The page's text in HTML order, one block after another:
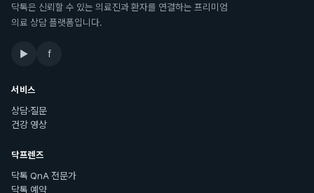
닥톡은 신뢰할 수 있는 의료진과 환자를 연결하는 프리미엄
의료 상담 플랫폼입니다.
▶ f
서비스
상담·질문
건강 영상
닥프렌즈
닥톡 QnA 전문가
닥톡 예약